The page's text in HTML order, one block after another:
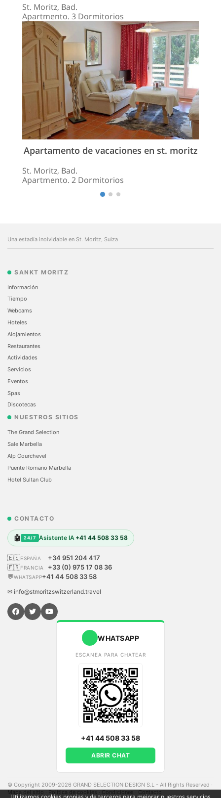
St. Moritz, Bad.
Apartmento. 3 Dormitorios
Apartamento de vacaciones en st. moritz
St. Moritz, Bad.
Apartmento. 2 Dormitorios
Una estadía inolvidable en St. Moritz, Suiza
SANKT MORITZ
Información
Tiempo
Webcams
Hoteles
Alojamientos
Restaurantes
Actividades
Servicios
Eventos
Spas
Discotecas
NUESTROS SITIOS
The Grand Selection
Sale Marbella
Alp Courchevel
Puente Romano Marbella
Hotel Sultan Club
CONTACTO
🤖 24/7 Asistente IA +41 44 508 33 58
🇪🇸ESPAÑA
+34 951 204 417
🇫🇷FRANCIA
+33 (0) 975 17 08 36
💬WHATSAPP+41 44 508 33 58
✉ info@stmoritzswitzerland.travel
WHATSAPP
ESCANEA PARA CHATEAR
+41 44 508 33 58
ABRIR CHAT
© Copyright 2009-2026 GRAND SELECTION DESIGN S.L - All Rights Reserved ·
Mapa del sitio
Política de cookies Condiciones Contacto